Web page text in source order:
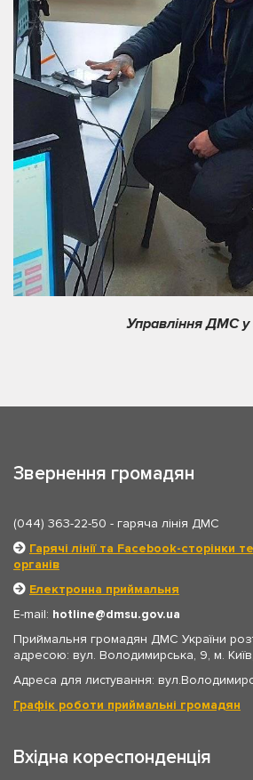
Управління ДМС у
Звернення громадян
(044) 363-22-50 - гаряча лінія ДМС
Гарячі лінії та Facebook-сторінки
органів
Електронна приймальня
E-mail: hotline
dmsu.gov.ua
Приймальня громадян ДМС України
адресою: вул. Володимирська, 9, м.
Адреса для листування:
Графік роботи приймальні громадян
Вхідна кореспонденція